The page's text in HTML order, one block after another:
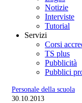
Notizie
Interviste
Tutorial
Servizi
Corsi
TS plus
Pubblicità
Pubblici
Personale della scuola
30.10.2013